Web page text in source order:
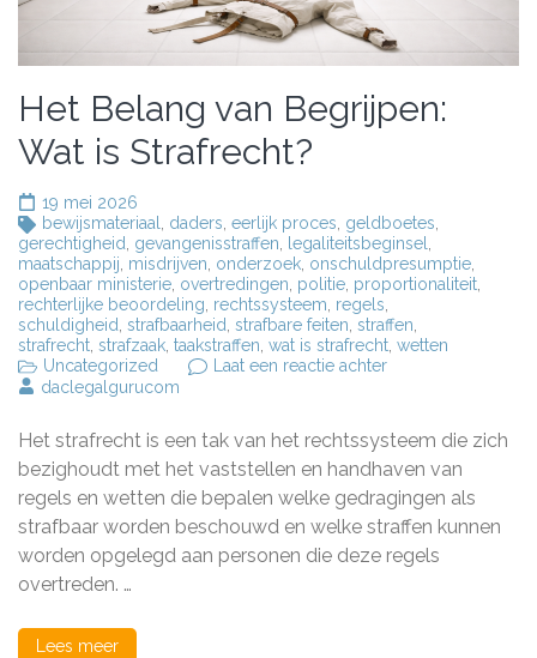
Het Belang van Begrijpen:
Wat is Strafrecht?
19 mei 2026
bewijsmateriaal, daders, eerlijk proces, geldboetes,
gerechtigheid, gevangenisstraffen, legaliteitsbeginsel,
maatschappij, misdrijven, onderzoek, onschuldpresumptie,
openbaar ministerie, overtredingen, politie, proportionaliteit,
rechterlijke beoordeling, rechtssysteem, regels,
schuldigheid, strafbaarheid, strafbare feiten, straffen,
strafrecht, strafzaak, taakstraffen, wat is strafrecht, wetten
Uncategorized
Laat een reactie achterop
Begrijpen:
Wat
Strafrecht?
daclegalgurucom
Het strafrecht is een tak van het rechtssysteem die zich
bezighoudt met het vaststellen en handhaven van
regels en wetten die bepalen welke gedragingen als
strafbaar worden beschouwd en welke straffen kunnen
worden opgelegd aan personen die deze regels
overtreden. …
Lees meer